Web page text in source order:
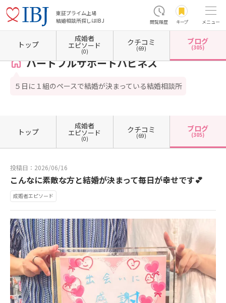
東証プライム上場
結婚相談所探しはIBJ
閲覧履歴 キープ メニュー
ホーム 福岡県の結婚相談所 福岡県久留米市 ハートフルサポートハピネス カウンセ
ハートフルサポートハピネス
５日に１組のペースで結婚が決まっている結婚相談所
トップ
成婚者
エピソード
(0)
クチコミ
(69)
ブログ
(305)
トップ
成婚者
エピソード
(0)
クチコミ
(69)
ブログ
(305)
投稿日：2026/06/16
こんなに素敵な方と結婚が決まって毎日が幸せです💕
成婚者エピソード